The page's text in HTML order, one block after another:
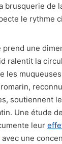
brusquerie de
le rythme
prend une
ralentit la
les
soutiennent
Une étude
leur
avec une